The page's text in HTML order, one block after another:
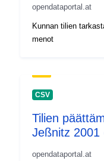
opendataportal.at
Kunnan tilien
menot
CSV
Tilien
Jeßnitz 2001
opendataportal.at